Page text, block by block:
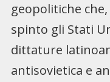
geopolitiche
spinto gli Stati
dittature
antisovietica e